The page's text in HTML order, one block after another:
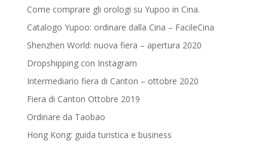
Come comprare gli orologi su Yupoo in Cina.
Catalogo Yupoo: ordinare dalla Cina – FacileCina
Shenzhen World: nuova fiera – apertura 2020
Dropshipping con Instagram
Intermediario fiera di Canton – ottobre 2020
Fiera di Canton Ottobre 2019
Ordinare da Taobao
Hong Kong: guida turistica e business